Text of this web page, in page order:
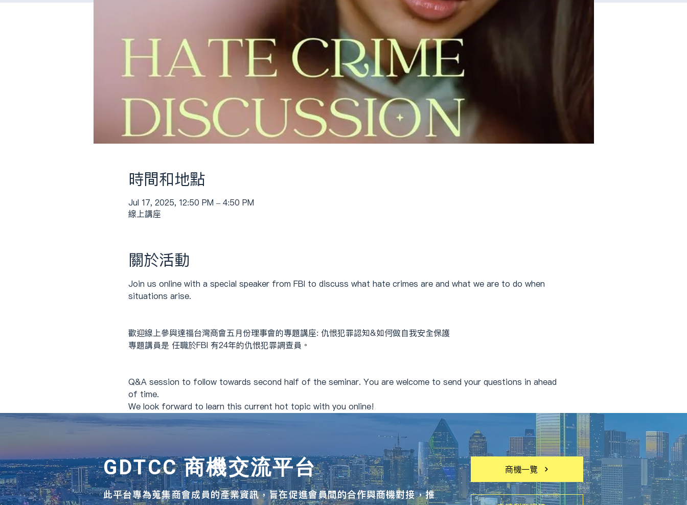
時間和地點
Jul 17, 2025, 12:50 PM – 4:50 PM
線上講座
關於活動
Join us online with a special speaker from FBI to discuss what hate crimes are and what we are to do when
situations arise.
歡迎線上參與達福台灣商會五月份理事會的專題講座: 仇恨犯罪認知&如何做自我安全保護
專題講員是 任職於FBI 有24年的仇恨犯罪調查員。
Q&A session to follow towards second half of the seminar. You are welcome to send your questions in ahead
of time.
We look forward to learn this current hot topic with you online!
GDTCC 商機交流平台
此平台專為蒐集商會成員的產業資訊，旨在促進會員間的合作與商機對接，推
商機一覽